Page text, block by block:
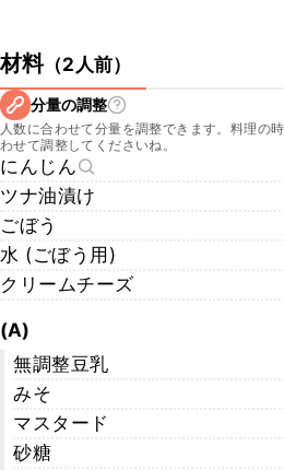
材料（2人前）
分量の調整
人数に合わせて分量を調整できます。料理の
わせて調整してくださいね。
にんじん
ツナ油漬け
ごぼう
水 (ごぼう用)
クリームチーズ
(A)
無調整豆乳
みそ
マスタード
砂糖